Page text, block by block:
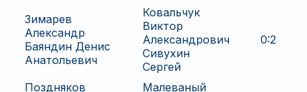
Зимарев
Александр
Баяндин Денис
Анатольевич
Ковальчук
Виктор
Александрович
Сивухин
Сергей
0:2
Поздняков
Малеваный